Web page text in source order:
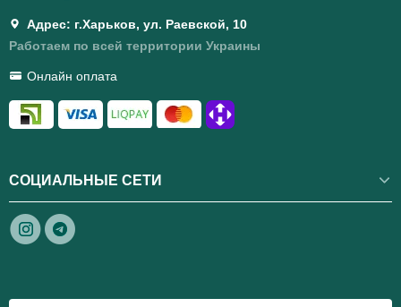
Адрес: г.Харьков, ул. Раевской, 10
Работаем по всей территории Украины
Онлайн оплата
СОЦИАЛЬНЫЕ СЕТИ